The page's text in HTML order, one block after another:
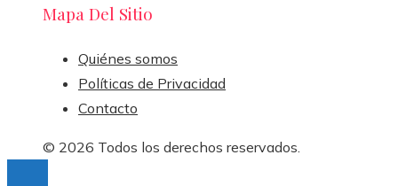
Mapa Del Sitio
Quiénes somos
Políticas de Privacidad
Contacto
© 2026 Todos los derechos reservados.